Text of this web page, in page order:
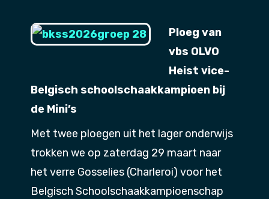
Ploeg van
vbs OLVO
Heist vice-
Belgisch schoolschaakkampioen bij
de Mini’s
Met twee ploegen uit het lager onderwijs
trokken we op zaterdag 29 maart naar
het verre Gosselies (Charleroi) voor het
Belgisch Schoolschaakkampioenschap